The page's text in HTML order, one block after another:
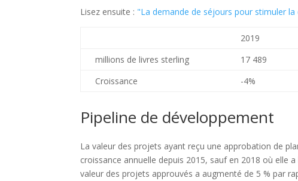
Lisez ensuite : "La demande de séjours pour stimuler
2019
millions de livres sterling
17 489
Croissance
-4%
Pipeline de développement
La valeur des projets ayant reçu une approbation de
croissance annuelle depuis 2015, sauf en 2018 où elle
valeur des projets approuvés a augmenté de 5 % par